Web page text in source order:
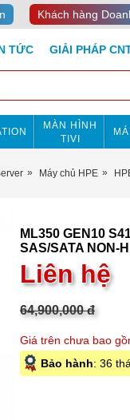
Khách hàng
TỨC GIẢI PHÁP
MÀN HÌNH
TIVI
Máy chủ HPE
ML350 GEN10
SAS/SATA NON-
Liên hệ
64,900,000đ
Giá trên chưa bao
Bảo hành: 36